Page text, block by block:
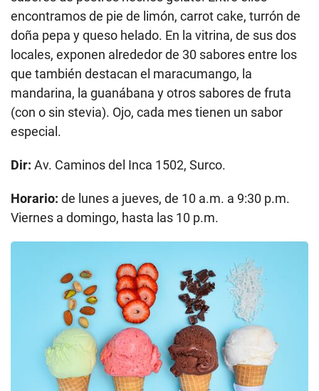
encontramos de pie de limón, carrot cake, turrón de
doña pepa y queso helado. En la vitrina, de sus dos
locales, exponen alrededor de 30 sabores entre los
que también destacan el maracumango, la
mandarina, la guanábana y otros sabores de fruta
(con o sin stevia). Ojo, cada mes tienen un sabor
especial.
Dir: Av. Caminos del Inca 1502, Surco.
Horario: de lunes a jueves, de 10 a.m. a 9:30 p.m.
Viernes a domingo, hasta las 10 p.m.